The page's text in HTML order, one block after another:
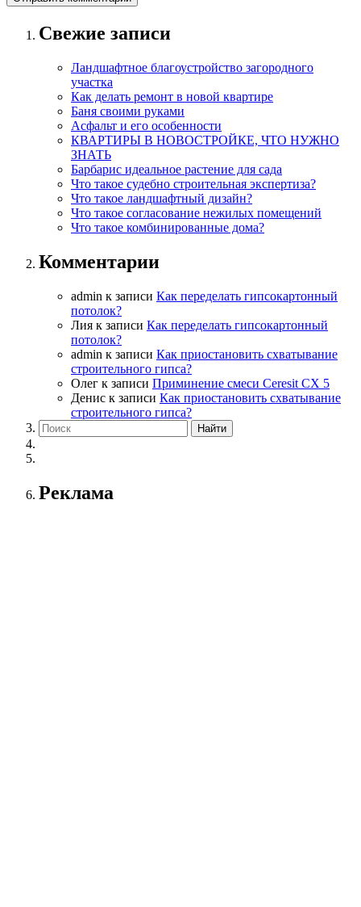
Свежие записи
Ландшафтное благоустройство загородного
участка
Как делать ремонт в новой квартире
Баня своими руками
Асфальт и его особенности
КВАРТИРЫ В НОВОСТРОЙКЕ, ЧТО НУЖНО
ЗНАТЬ
Барбарис идеальное растение для сада
Что такое судебно строительная экспертиза?
Что такое ландшафтный дизайн?
Что такое согласование нежилых помещений
Что такое комбинированные дома?
Комментарии
admin к записи Как переделать гипсокартонный
потолок?
Лия к записи Как переделать гипсокартонный
потолок?
admin к записи Как приостановить схватывание
строительного гипса?
Олег к записи Приминение смеси Ceresit СХ 5
Денис к записи Как приостановить схватывание
строительного гипса?
Реклама